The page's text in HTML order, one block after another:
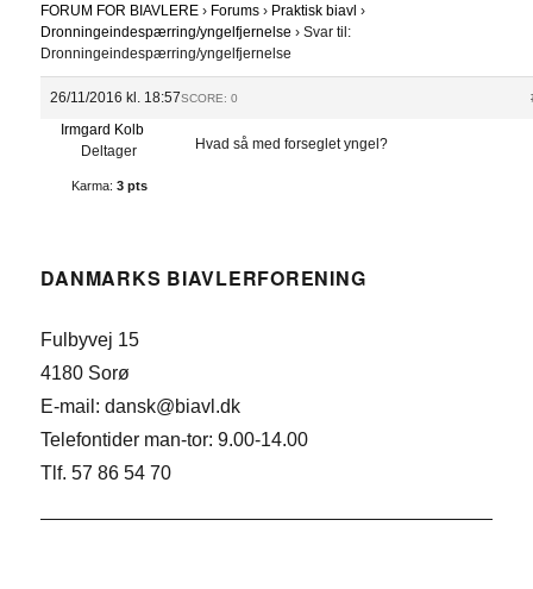
FORUM FOR BIAVLERE › Forums › Praktisk biavl ›
Dronningeindespærring/yngelfjernelse › Svar til:
Dronningeindespærring/yngelfjernelse
26/11/2016 kl. 18:57SCORE: 0
Irmgard Kolb
Deltager
Karma: 3 pts
Hvad så med forseglet yngel?
DANMARKS BIAVLERFORENING
Fulbyvej 15
4180 Sorø
E-mail: dansk@biavl.dk
Telefontider man-tor: 9.00-14.00
Tlf. 57 86 54 70